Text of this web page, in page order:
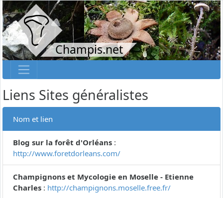
Champis.net
Liens Sites généralistes
Nom et lien
Blog sur la forêt d'Orléans :
http://www.foretdorleans.com/
Champignons et Mycologie en Moselle - Etienne
Charles : http://champignons.moselle.free.fr/